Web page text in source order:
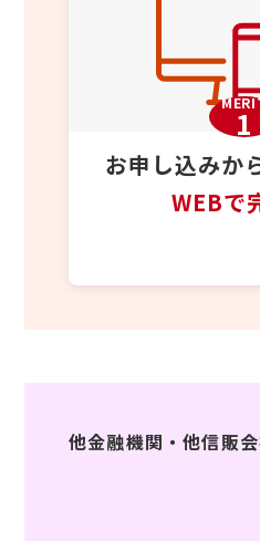
1
お申し込みか
WEBで
他金融機関・他信販